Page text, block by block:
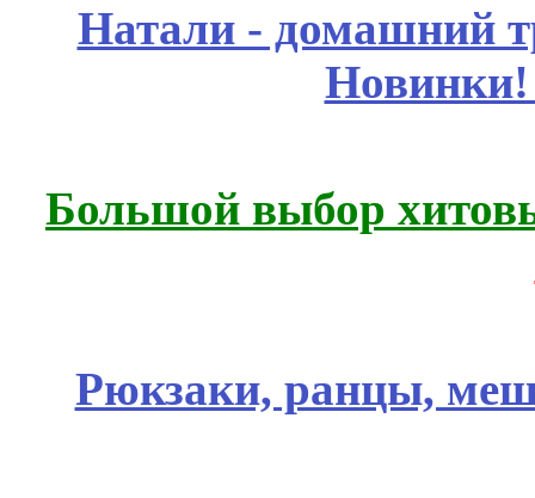
Натали - домашний
Большой выбор
Рюкзаки, ранцы,